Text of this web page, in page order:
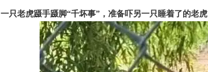
一只老虎蹑手蹑脚“千坏事”，准备吓另一只睡着了的老虎